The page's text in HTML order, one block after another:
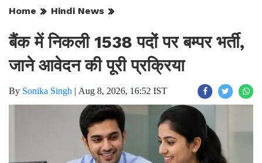
Home Hindi News
बैंक में निकली 1538 पदों पर बम्पर भर्ती,
जाने आवेदन की पूरी प्रक्रिया
By Sonika Singh | Aug 8, 2026, 16:52 IST